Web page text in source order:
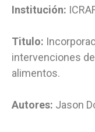
Institución:
Titulo:
intervenciones
alimentos.
Autores: Jason